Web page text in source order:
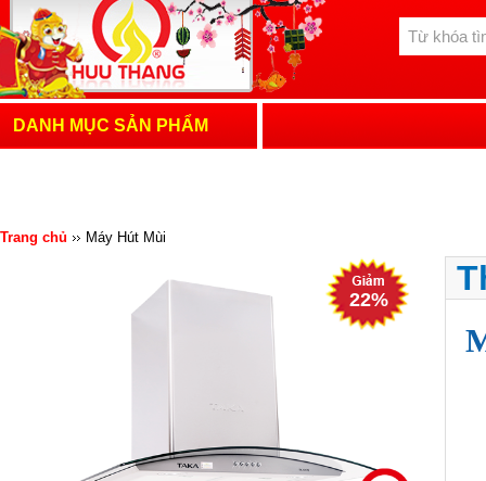
DANH MỤC SẢN PHẨM
Trang chủ Máy Hút Mùi
22%